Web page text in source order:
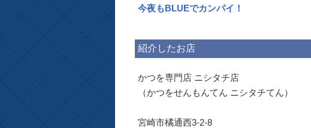
今夜もBLUEでカンパイ！
紹介したお店
かつを専門店 ニシタチ店
（かつをせんもんてん ニシタチてん）
宮崎市橘通西3-2-8